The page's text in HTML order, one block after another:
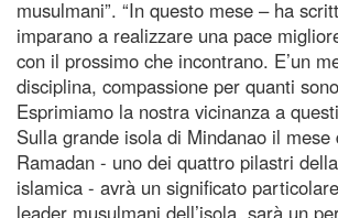
musulmani”. “In questo mese – ha
imparano a realizzare una pace
con il prossimo che incontrano. E’un
disciplina, compassione per quanti
Esprimiamo la nostra vicinanza a
Sulla grande isola di Mindanao il mese
Ramadan - uno dei quattro pilastri
islamica - avrà un significato
leader musulmani dell’isola, sarà un